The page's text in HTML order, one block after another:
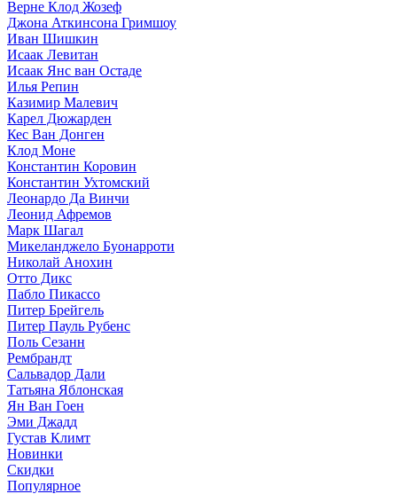
Верне Клод Жозеф
Джона Аткинсона Гримшоу
Иван Шишкин
Исаак Левитан
Исаак Янс ван Остаде
Илья Репин
Казимир Малевич
Карел Дюжарден
Кес Ван Донген
Клод Моне
Константин Коровин
Константин Ухтомский
Леонардо Да Винчи
Леонид Афремов
Марк Шагал
Микеланджело Буонарроти
Николай Анохин
Отто Дикс
Пабло Пикассо
Питер Брейгель
Питер Пауль Рубенс
Поль Сезанн
Рембрандт
Сальвадор Дали
Татьяна Яблонская
Ян Ван Гоен
Эми Джадд
Густав Климт
Новинки
Скидки
Популярное